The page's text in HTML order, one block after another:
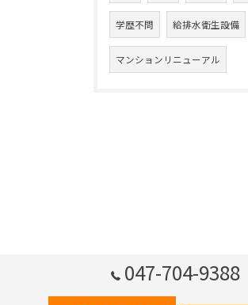
学歴不問 給排水衛生設備
マンションリニューアル
047-704-9388